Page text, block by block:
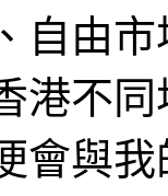
自由
港不
會與